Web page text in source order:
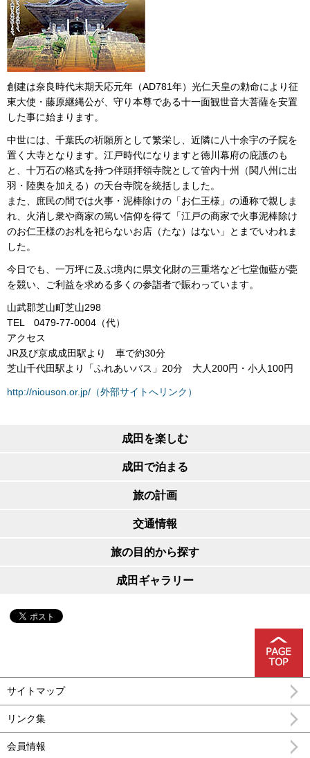
創建は奈良時代末期天応元年（AD781年）光仁天皇の勅命により征
東大使・藤原継縄公が、守り本尊である十一面観世音大菩薩を安置
した事に始まります。
中世には、千葉氏の祈願所として繁栄し、近隣に八十余宇の子院を
置く大寺となります。江戸時代になりますと徳川幕府の庇護のも
と、十万石の格式を持つ伴頭拝領寺院として管内十州（関八州に出
羽・陸奥を加える）の天台寺院を統括しました。
また、庶民の間では火事・泥棒除けの「お仁王様」の通称で親しま
れ、火消し衆や商家の篤い信仰を得て「江戸の商家で火事泥棒除け
のお仁王様のお札を祀らないお店（たな）はない」とまでいわれま
した。
今日でも、一万坪に及ぶ境内に県文化財の三重塔など七堂伽藍が甍
を競い、ご利益を求める多くの参詣者で賑わっています。
山武郡芝山町芝山298
TEL 0479-77-0004（代）
アクセス
JR及び京成成田駅より 車で約30分
芝山千代田駅より「ふれあいバス」20分 大人200円・小人100円
http://niouson.or.jp/（外部サイトへリンク）
成田を楽しむ
成田で泊まる
旅の計画
交通情報
旅の目的から探す
成田ギャラリー
サイトマップ
リンク集
会員情報